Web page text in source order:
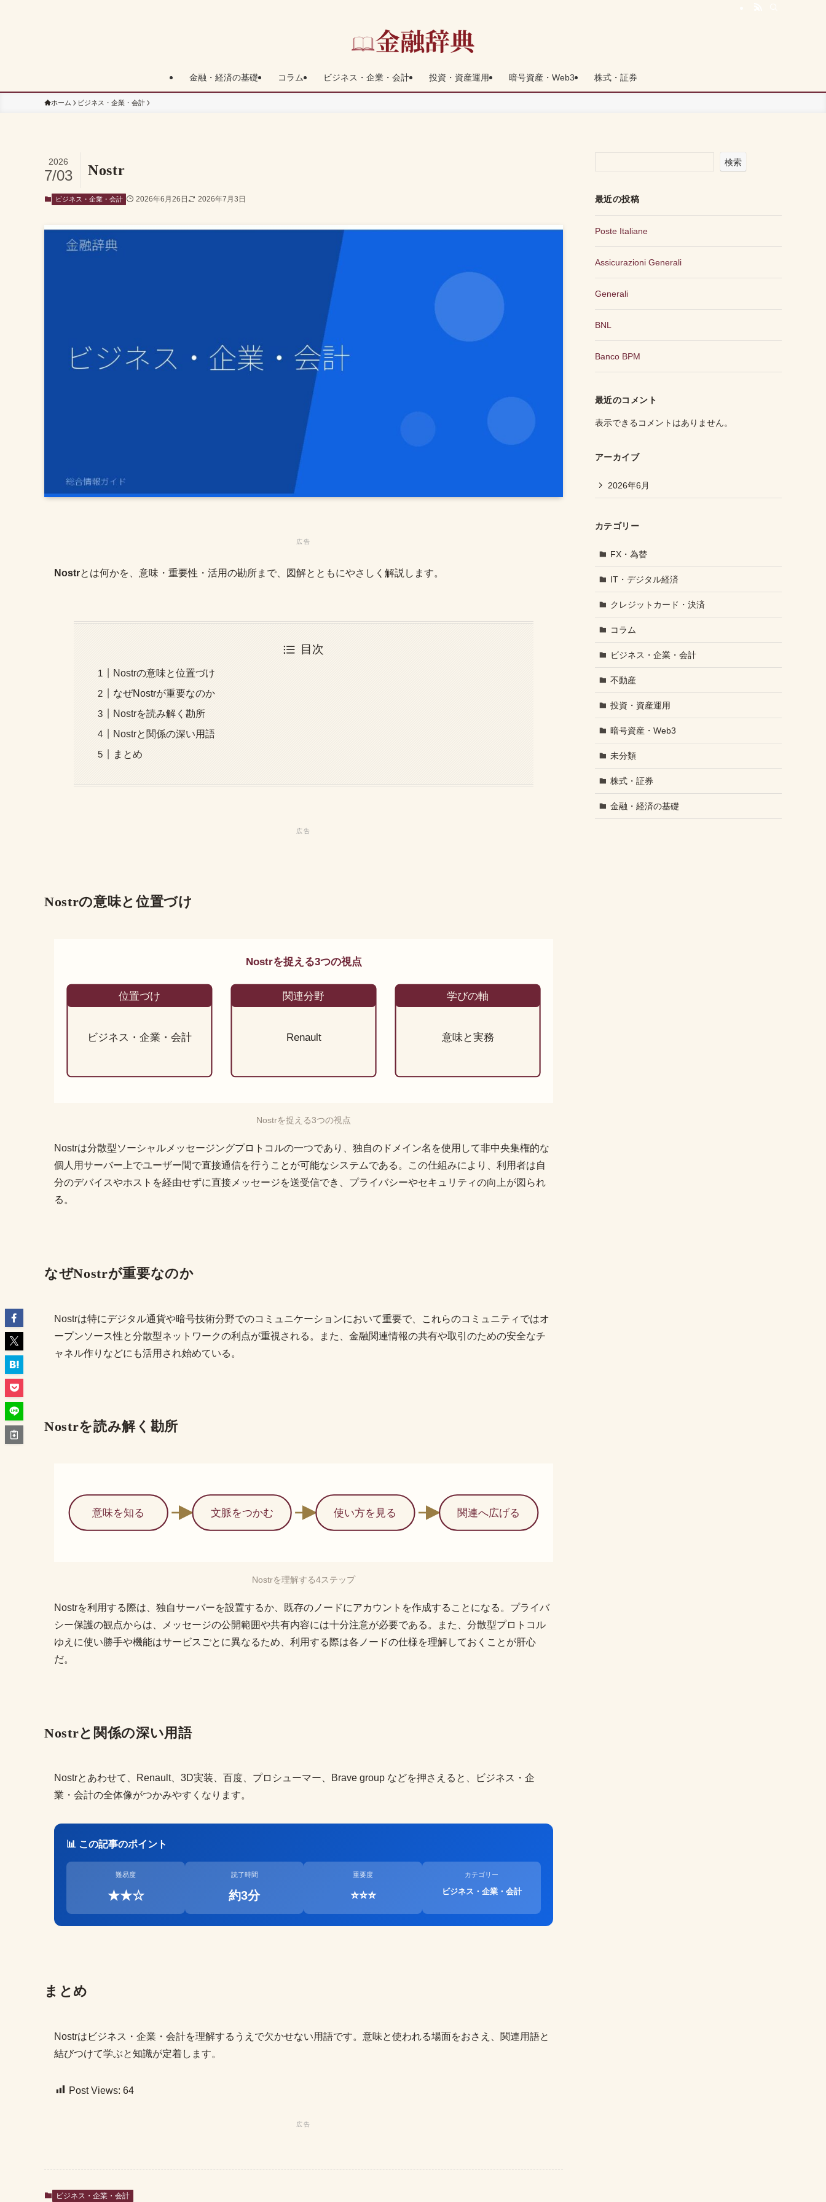
金融・経済の基礎 コラム ビジネス・企業・会計 投資・資産運用 暗号資産・Web3 株式・証券
ホーム ビジネス・企業・会計
Nostr
2026
7/03
ビジネス・企業・会計 2026年6月26日 2026年7月3日
Nostrとは何かを、意味・重要性・活用の勘所まで、図解とともにやさしく解説します。
目次
Nostrの意味と位置づけ
なぜNostrが重要なのか
Nostrを読み解く勘所
Nostrと関係の深い用語
まとめ
Nostrの意味と位置づけ
Nostrを捉える3つの視点
位置づけ
ビジネス・企業・会計
関連分野
Renault
学びの軸
意味と実務
Nostrを捉える3つの視点
Nostrは分散型ソーシャルメッセージングプロトコルの一つであり、独自のドメイン名を使用して非中央集権的な
個人用サーバー上でユーザー間で直接通信を行うことが可能なシステムである。この仕組みにより、利用者は自
分のデバイスやホストを経由せずに直接メッセージを送受信でき、プライバシーやセキュリティの向上が図られ
る。
なぜNostrが重要なのか
Nostrは特にデジタル通貨や暗号技術分野でのコミュニケーションにおいて重要で、これらのコミュニティではオ
ープンソース性と分散型ネットワークの利点が重視される。また、金融関連情報の共有や取引のための安全なチ
ャネル作りなどにも活用され始めている。
Nostrを読み解く勘所
意味を知る 文脈をつかむ 使い方を見る 関連へ広げる
Nostrを理解する4ステップ
Nostrを利用する際は、独自サーバーを設置するか、既存のノードにアカウントを作成することになる。プライバ
シー保護の観点からは、メッセージの公開範囲や共有内容には十分注意が必要である。また、分散型プロトコル
ゆえに使い勝手や機能はサービスごとに異なるため、利用する際は各ノードの仕様を理解しておくことが肝心
だ。
Nostrと関係の深い用語
Nostrとあわせて、Renault、3D実装、百度、プロシューマー、Brave group などを押さえると、ビジネス・企
業・会計の全体像がつかみやすくなります。
📊 この記事のポイント
難易度
★★☆
読了時間
約3分
重要度
⭐⭐⭐
カテゴリー
ビジネス・企業・会計
まとめ
Nostrはビジネス・企業・会計を理解するうえで欠かせない用語です。意味と使われる場面をおさえ、関連用語と
結びつけて学ぶと知識が定着します。
Post Views: 64
ビジネス・企業・会計
検索
最近の投稿
Poste Italiane
Assicurazioni Generali
Generali
BNL
Banco BPM
最近のコメント
表示できるコメントはありません。
アーカイブ
2026年6月
カテゴリー
FX・為替
IT・デジタル経済
クレジットカード・決済
コラム
ビジネス・企業・会計
不動産
投資・資産運用
暗号資産・Web3
未分類
株式・証券
金融・経済の基礎